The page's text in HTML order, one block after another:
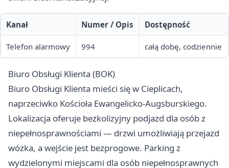
Kanał Numer / Opis Dostępność
Telefon alarmowy 994 całą dobę, codziennie
Biuro Obsługi Klienta (BOK)
Biuro Obsługi Klienta mieści się w Cieplicach,
naprzeciwko Kościoła Ewangelicko-Augsburskiego.
Lokalizacja oferuje bezkolizyjny podjazd dla osób z
niepełnosprawnościami — drzwi umożliwiają przejazd
wózka, a wejście jest bezprogowe. Parking z
wydzielonymi miejscami dla osób niepełnosprawnych